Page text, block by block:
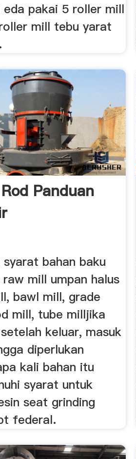
eda pakai 5 roller mill
mill tebu yarat
Panduan
bahan baku
raw mill umpan halus
bawl mill, grade
mill, tube milljika
keluar, masuk
diperlukan
kali bahan itu
syarat untuk
seat grinding
federal.